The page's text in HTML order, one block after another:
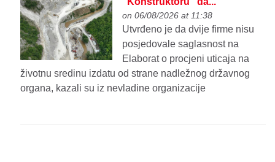
on 06/08/2026 at 11:38
Utvrđeno je da dvije firme nisu
posjedovale saglasnost na
Elaborat o procjeni uticaja na
životnu sredinu izdatu od strane nadležnog državnog
organa, kazali su iz nevladine organizacije